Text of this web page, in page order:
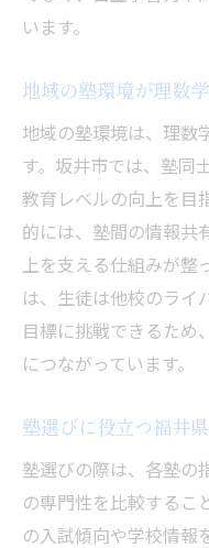
います。
地域の塾環境が理数
地域の塾環境は、理数
す。坂井市では、塾同
教育レベルの向上を目
的には、塾間の情報共
上を支える仕組みが整
は、生徒は他校のライ
目標に挑戦できるため
につながっています。
塾選びに役立つ福井
塾選びの際は、各塾の
の専門性を比較するこ
の入試傾向や学校情報